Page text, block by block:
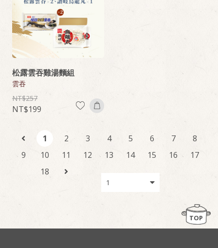
松露雲吞雞湯麵組
雲吞
257
199
1 2 3 4 5 6 7
8
9
10 11 12 13 14 15 16
17
18
TOP